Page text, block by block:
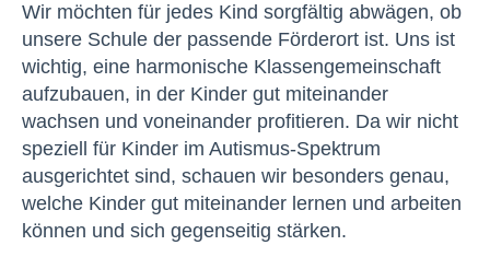
Wir möchten für jedes Kind sorgfältig abwägen, ob
unsere Schule der passende Förderort ist. Uns ist
wichtig, eine harmonische Klassengemeinschaft
aufzubauen, in der Kinder gut miteinander
wachsen und voneinander profitieren. Da wir nicht
speziell für Kinder im Autismus-Spektrum
ausgerichtet sind, schauen wir besonders genau,
welche Kinder gut miteinander lernen und arbeiten
können und sich gegenseitig stärken.